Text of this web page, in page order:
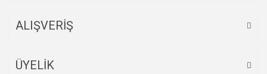
ALIŞVERİŞ
ÜYELİK